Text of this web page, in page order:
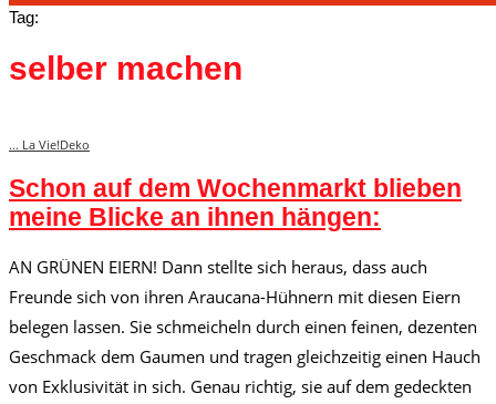
Tag:
selber machen
... La Vie!Deko
Schon auf dem Wochenmarkt blieben
meine Blicke an ihnen hängen:
AN GRÜNEN EIERN! Dann stellte sich heraus, dass auch
Freunde sich von ihren Araucana-Hühnern mit diesen Eiern
belegen lassen. Sie schmeicheln durch einen feinen, dezenten
Geschmack dem Gaumen und tragen gleichzeitig einen Hauch
von Exklusivität in sich. Genau richtig, sie auf dem gedeckten